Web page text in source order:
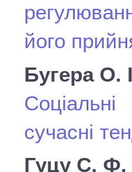
його
Бугера О.
Соціальні
сучасні
Гуцу С. Ф.